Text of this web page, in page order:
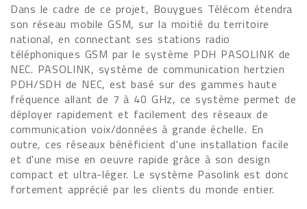
Dans le cadre de ce projet, Bouygues Télécom étendra
son réseau mobile GSM, sur la moitié du territoire
national, en connectant ses stations radio
téléphoniques GSM par le système PDH PASOLINK de
NEC. PASOLINK, système de communication hertzien
PDH/SDH de NEC, est basé sur des gammes haute
fréquence allant de 7 à 40 GHz, ce système permet de
déployer rapidement et facilement des réseaux de
communication voix/données à grande échelle. En
outre, ces réseaux bénéficient d'une installation facile
et d'une mise en oeuvre rapide grâce à son design
compact et ultra-léger. Le système Pasolink est donc
fortement apprécié par les clients du monde entier.